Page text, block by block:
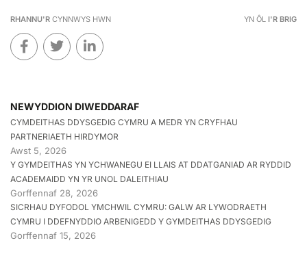
RHANNU'R CYNNWYS HWN YN ÔL I'R BRIG
NEWYDDION DIWEDDARAF
CYMDEITHAS DDYSGEDIG CYMRU A MEDR YN CRYFHAU
PARTNERIAETH HIRDYMOR
Awst 5, 2026
Y GYMDEITHAS YN YCHWANEGU EI LLAIS AT DDATGANIAD AR RYDDID
ACADEMAIDD YN YR UNOL DALEITHIAU
Gorffennaf 28, 2026
SICRHAU DYFODOL YMCHWIL CYMRU: GALW AR LYWODRAETH
CYMRU I DDEFNYDDIO ARBENIGEDD Y GYMDEITHAS DDYSGEDIG
Gorffennaf 15, 2026